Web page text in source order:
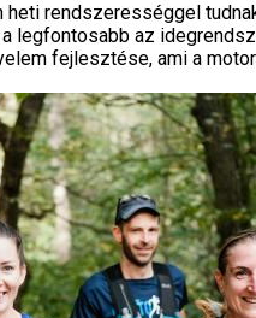
rendszerességgel
a legfontosabb az
fejlesztése, ami a